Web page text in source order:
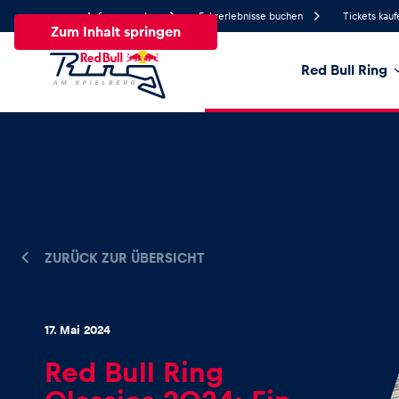
Zum Inhalt springen
Anfrage senden Fahrerlebnisse buchen Tickets
Red Bull Ring
20.9°
News
ZURÜCK ZUR ÜBERSICHT
17. Mai 2024
Red Bull Ring